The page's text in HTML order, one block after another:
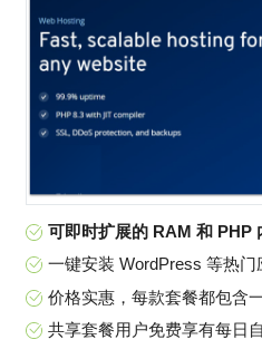
可即时扩展的 RAM 和 PHP
一键安装 WordPress 等热门
价格实惠，每款套餐都包含
共享套餐用户免费享有每日